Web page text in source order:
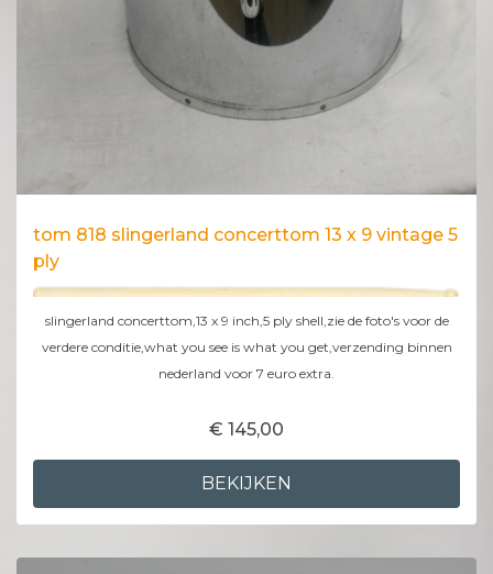
tom 818 slingerland concerttom 13 x 9 vintage 5
ply
slingerland concerttom,13 x 9 inch,5 ply shell,zie de foto's voor de
verdere conditie,what you see is what you get,verzending binnen
nederland voor 7 euro extra.
€ 145,00
BEKIJKEN